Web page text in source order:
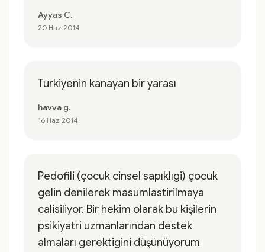
Ayyas C.
20 Haz 2014
Turkiyenin kanayan bir yarası
havva g.
16 Haz 2014
Pedofili (çocuk cinsel sapıklıgi) çocuk
gelin denilerek masumlastirilmaya
calisiliyor. Bir hekim olarak bu kişilerin
psikiyatri uzmanlarından destek
almaları gerektigini düşünüyorum